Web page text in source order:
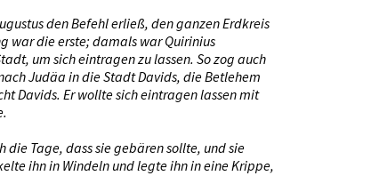
den Befehl erließ, den ganzen Erdkreis
war die erste; damals war Quirinius
um sich eintragen zu lassen. So zog auch
Judäa in die Stadt Davids, die Betlehem
Davids. Er wollte sich eintragen lassen mit
die Tage, dass sie gebären sollte, und sie
ihn in Windeln und legte ihn in eine Krippe,